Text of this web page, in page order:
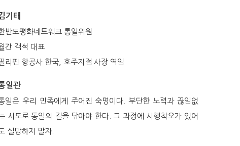
기태
반도평화네트워크 통일위원
간 객석 대표
리핀 항공사 한국, 호주지점 사장 역임
일관
일은 우리 민족에게 주어진 숙명이다. 부단한 노력과 끊임없
시도로 통일의 길을 닦아야 한다. 그 과정에 시행착오가 있어
실망하지 말자.